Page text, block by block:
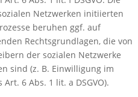
Netzwerken initiierten
beruhen ggf. auf
Rechtsgrundlagen, die von
der sozialen Netzwerke
sind (z. B. Einwilligung im
Art. 6 Abs. 1 lit. a DSGVO).